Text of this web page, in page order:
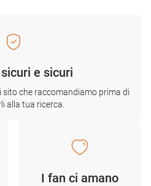
e sicuri
che raccomandiamo prima di
alla tua ricerca.
I fan ci amano